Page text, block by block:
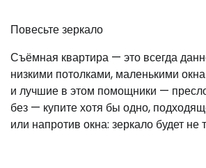
Повесьте зеркало
Съёмная квартира — это всегда
низкими потолками, маленькими
и лучшие в этом помощники —
без — купите хотя бы одно,
или напротив окна: зеркало будет